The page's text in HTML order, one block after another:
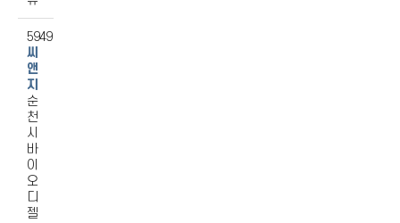
5949
씨
앤
지
순
천
시
바
이
오
디
젤